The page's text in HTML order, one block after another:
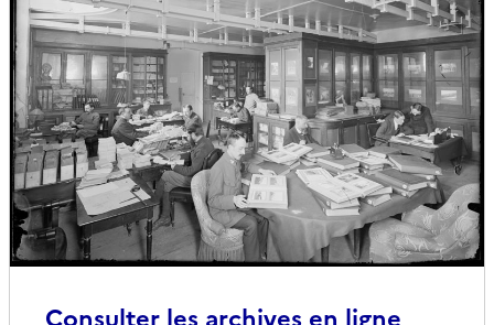
Consulter les archives en ligne